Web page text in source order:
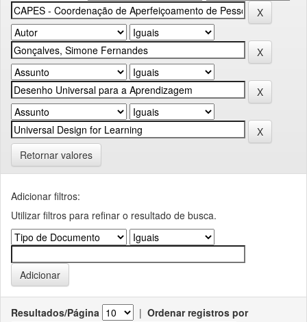
Retornar valores
Adicionar filtros:
Utilizar filtros para refinar o resultado de busca.
Resultados/Página | Ordenar registros por